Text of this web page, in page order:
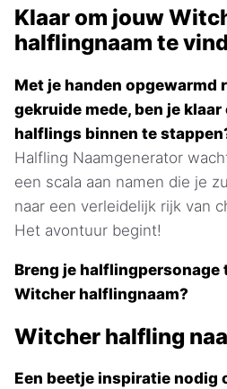
Klaar om jouw
halflingnaam te
Met je handen opgewarmd
gekruide mede, ben je
halflings binnen te
Halfling Naamgenerator
een scala aan namen die je
naar een verleidelijk rijk van
Het avontuur begint!
Breng je halflingpersonage
Witcher halflingnaam?
Witcher halfling
Een beetje inspiratie nodig